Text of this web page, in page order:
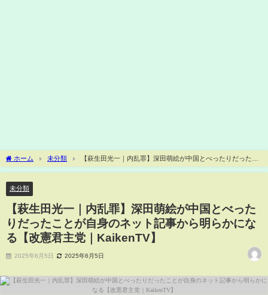
ホーム 未分類
【萩生田光一｜内乱罪】深田萌絵が中国とべったりだったこ
とが自身のネット記事から明らかになる【改憲君主党｜KaikenTV】
未分類
【萩生田光一｜内乱罪】深田萌絵が中国とべった
りだったことが自身のネット記事から明らかにな
る【改憲君主党｜KaikenTV】
2025年6月5日 2025年6月5日